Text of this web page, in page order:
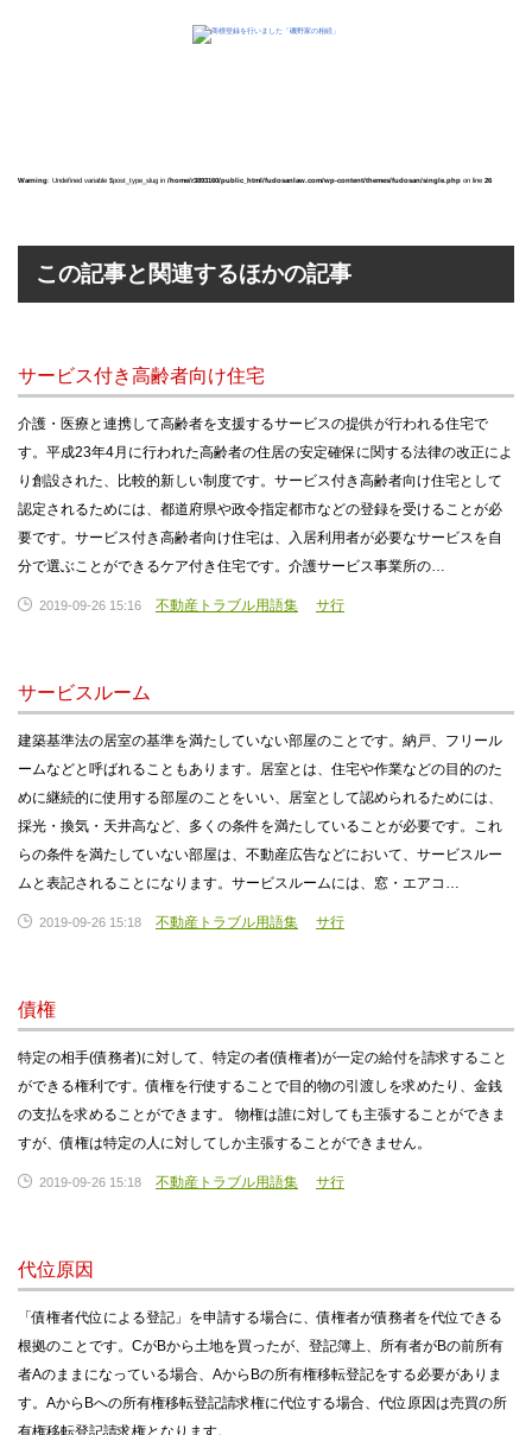
Warning: Undefined variable $post_type_slug in /home/r3893160/public_html/fudosanlaw.com/wp-content/themes/fudosan/single.php on line 26
この記事と関連するほかの記事
サービス付き高齢者向け住宅
介護・医療と連携して高齢者を支援するサービスの提供が行われる住宅で
す。平成23年4月に行われた高齢者の住居の安定確保に関する法律の改正によ
り創設された、比較的新しい制度です。サービス付き高齢者向け住宅として
認定されるためには、都道府県や政令指定都市などの登録を受けることが必
要です。サービス付き高齢者向け住宅は、入居利用者が必要なサービスを自
分で選ぶことができるケア付き住宅です。介護サービス事業所の…
2019-09-26 15:16 不動産トラブル用語集 サ行
サービスルーム
建築基準法の居室の基準を満たしていない部屋のことです。納戸、フリール
ームなどと呼ばれることもあります。居室とは、住宅や作業などの目的のた
めに継続的に使用する部屋のことをいい、居室として認められるためには、
採光・換気・天井高など、多くの条件を満たしていることが必要です。これ
らの条件を満たしていない部屋は、不動産広告などにおいて、サービスルー
ムと表記されることになります。サービスルームには、窓・エアコ…
2019-09-26 15:18 不動産トラブル用語集 サ行
債権
特定の相手(債務者)に対して、特定の者(債権者)が一定の給付を請求すること
ができる権利です。債権を行使することで目的物の引渡しを求めたり、金銭
の支払を求めることができます。 物権は誰に対しても主張することができま
すが、債権は特定の人に対してしか主張することができません。
2019-09-26 15:18 不動産トラブル用語集 サ行
代位原因
「債権者代位による登記」を申請する場合に、債権者が債務者を代位できる
根拠のことです。CがBから土地を買ったが、登記簿上、所有者がBの前所有
者Aのままになっている場合、AからBの所有権移転登記をする必要がありま
す。AからBへの所有権移転登記請求権に代位する場合、代位原因は売買の所
有権移転登記請求権となります。